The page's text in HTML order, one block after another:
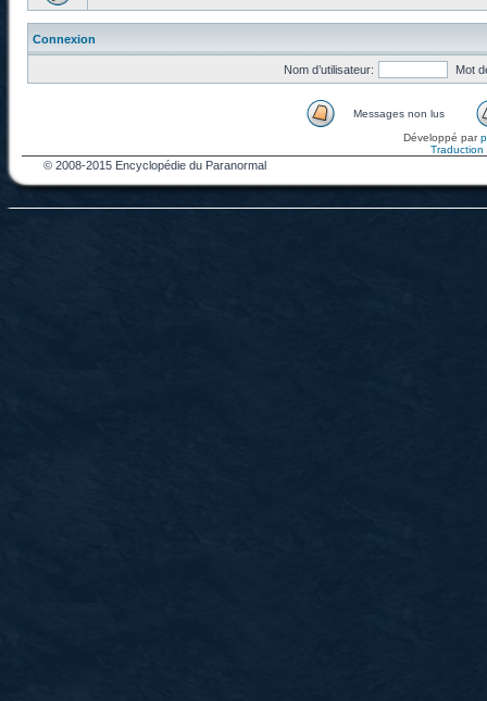
Connexion
Nom d’utilisateur: Mot
Messages non lus
Développé par
Traduction
© 2008-2015 Encyclopédie du Paranormal